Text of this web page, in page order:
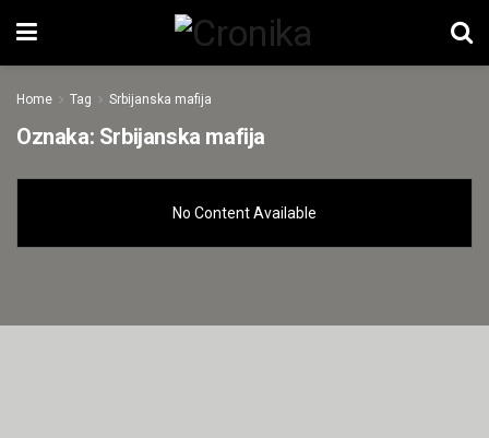
Home Tag Srbijanska mafija
Oznaka: Srbijanska mafija
No Content Available